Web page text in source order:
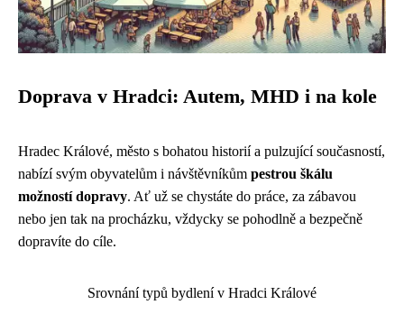
Doprava v Hradci: Autem, MHD i na kole
Hradec Králové, město s bohatou historií a pulzující současností,
nabízí svým obyvatelům i návštěvníkům pestrou škálu
možností dopravy. Ať už se chystáte do práce, za zábavou
nebo jen tak na procházku, vždycky se pohodlně a bezpečně
dopravíte do cíle.
Srovnání typů bydlení v Hradci Králové